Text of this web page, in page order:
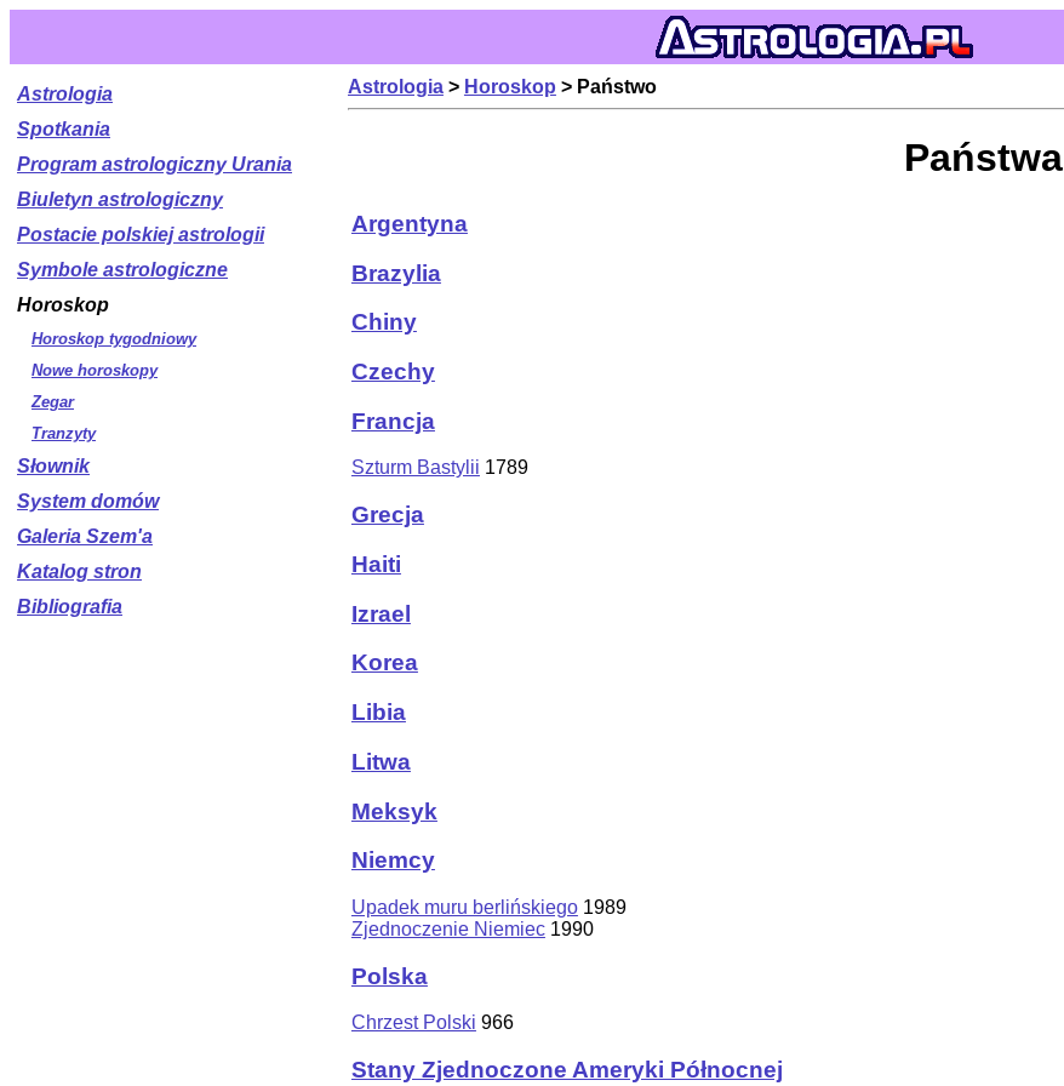
Astrologia
Spotkania
Program astrologiczny Urania
Biuletyn astrologiczny
Postacie polskiej astrologii
Symbole astrologiczne
Horoskop
Horoskop tygodniowy
Nowe horoskopy
Zegar
Tranzyty
Słownik
System domów
Galeria Szem'a
Katalog stron
Bibliografia
Astrologia> Horoskop > Państwo
Państwa
Argentyna
Brazylia
Chiny
Czechy
Francja
Szturm Bastylii 1789
Grecja
Haiti
Izrael
Korea
Libia
Litwa
Meksyk
Niemcy
Upadek muru berlińskiego1989
Zjednoczenie Niemiec1990
Polska
Chrzest Polski 966
Stany Zjednoczone Ameryki Północnej